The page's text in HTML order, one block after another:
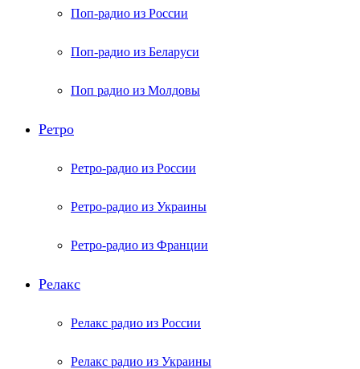
Поп-радио из России
Поп-радио из Беларуси
Поп радио из Молдовы
Ретро
Ретро-радио из России
Ретро-радио из Украины
Ретро-радио из Франции
Релакс
Релакс радио из России
Релакс радио из Украины